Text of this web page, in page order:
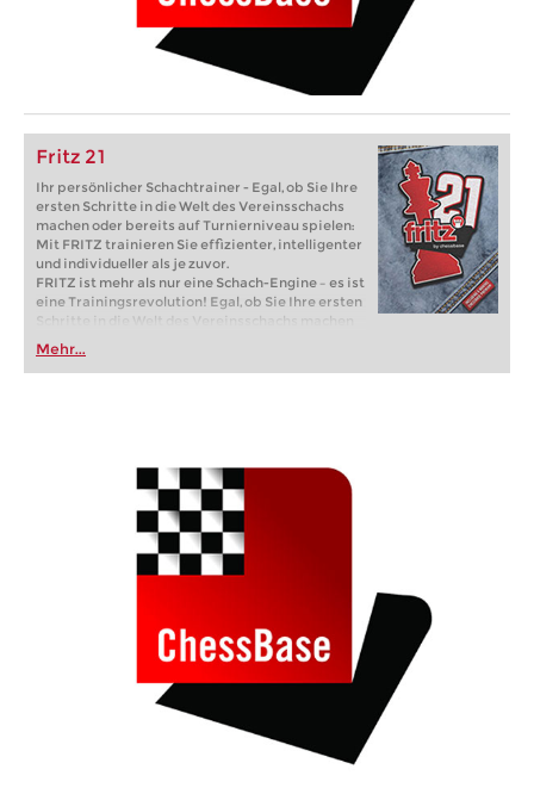
Fritz 21
Ihr persönlicher Schachtrainer - Egal, ob Sie Ihre
ersten Schritte in die Welt des Vereinsschachs
machen oder bereits auf Turnierniveau spielen:
Mit FRITZ trainieren Sie effizienter, intelligenter
und individueller als je zuvor.
FRITZ ist mehr als nur eine Schach-Engine – es ist
eine Trainingsrevolution! Egal, ob Sie Ihre ersten
Schritte in die Welt des Vereinsschachs machen
oder bereits auf Turnierniveau spielen: Mit
FRITZ trainieren Sie effizienter, intelligenter und
individueller als je zuvor.
Mehr...